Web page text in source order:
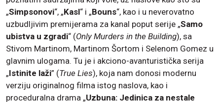
„Simpsonovi“, „Kasl“ i „Bouns“, kao i u neverovatno
uzbudljivim premijerama za kanal poput serije „Samo
ubistva u zgradi“ (Only Murders in the Building), sa
Stivom Martinom, Martinom Šortom i Selenom Gomez u
glavnim ulogama. Tu je i akciono-avanturistička serija
„Istinite laži” (True Lies), koja nam donosi modernu
verziju originalnog filma istog naslova, kao i
proceduralna drama „Uzbuna: Jedinica za nestale